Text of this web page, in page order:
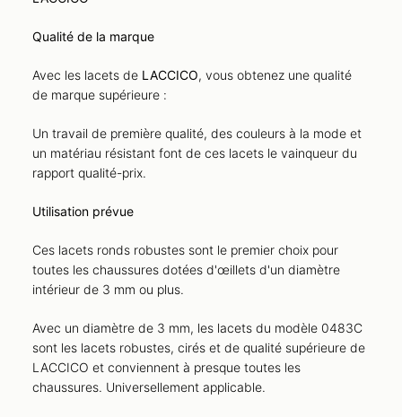
Qualité de la marque
Avec les lacets de LACCICO, vous obtenez une qualité
de marque supérieure :
Un travail de première qualité, des couleurs à la mode et
un matériau résistant font de ces lacets le vainqueur du
rapport qualité-prix.
Utilisation prévue
Ces lacets ronds robustes sont le premier choix pour
toutes les chaussures dotées d'œillets d'un diamètre
intérieur de 3 mm ou plus.
Avec un diamètre de 3 mm, les lacets du modèle 0483C
sont les lacets robustes, cirés et de qualité supérieure de
LACCICO et conviennent à presque toutes les
chaussures. Universellement applicable.